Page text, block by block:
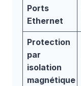
Ports
Ethernet
Protection
par
isolation
magnétique